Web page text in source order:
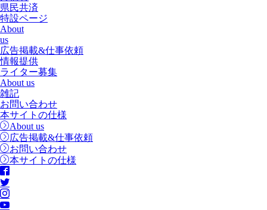
県民共済
特設ページ
About
us
広告掲載&仕事依頼
情報提供
ライター募集
About us
雑記
お問い合わせ
本サイトの仕様
About us
広告掲載&仕事依頼
お問い合わせ
本サイトの仕様